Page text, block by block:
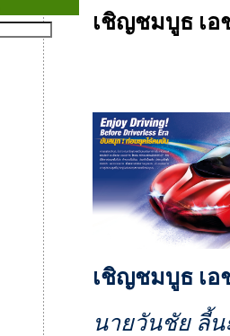
เชิญชมบูธ เอ
เชิญชมบูธ เอ
นายวันชัย ลี้น